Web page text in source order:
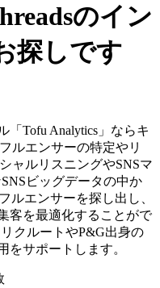
のイン
探しです
「Tofu Analytics」ならキ
ルエンサーの特定やリ
ャルリスニングやSNSマ
ビッグデータの中か
ルエンサーを探し出し、
客を最適化することがで
クルートやP&G出身の
をサポートします。